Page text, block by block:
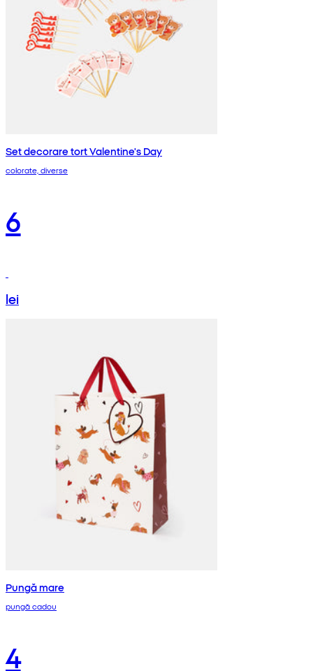
Set decorare tort Valentine's Day
colorate, diverse
6
lei
Pungă mare
pungă cadou
4